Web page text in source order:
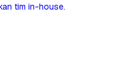
tim in-house.